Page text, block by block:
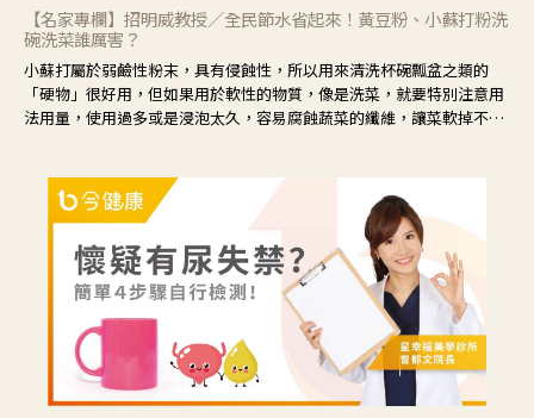
【名家專欄】招明威教授／全民節水省起來！黃豆粉、小蘇打粉洗
碗洗菜誰厲害？
小蘇打屬於弱鹼性粉末，具有侵蝕性，所以用來清洗杯碗瓢盆之類的
「硬物」很好用，但如果用於軟性的物質，像是洗菜，就要特別注意用
法用量，使用過多或是浸泡太久，容易腐蝕蔬菜的纖維，讓菜軟掉不清